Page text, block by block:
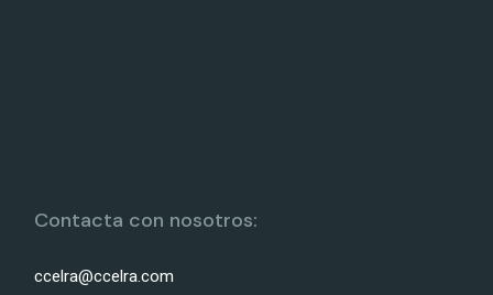
Contacta con nosotros:
ccelra@ccelra.com